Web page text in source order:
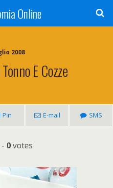
Online
2008
E Cozze
Pin E-mail SMS
0votes